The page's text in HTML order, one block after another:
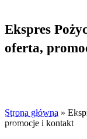
Ekspres
oferta,
Pierwsza ocena należy do
Ciebie
Strona główna »
promocje i kontakt